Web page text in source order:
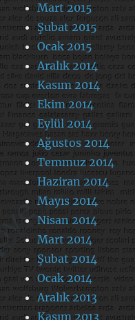
Mart 2015
Şubat 2015
Ocak 2015
Aralık 2014
Kasım 2014
Ekim 2014
Eylül 2014
Ağustos 2014
Temmuz 2014
Haziran 2014
Mayıs 2014
Nisan 2014
Mart 2014
Şubat 2014
Ocak 2014
Aralık 2013
Kasım 2013